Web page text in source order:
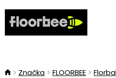
Značka FLOORBEE